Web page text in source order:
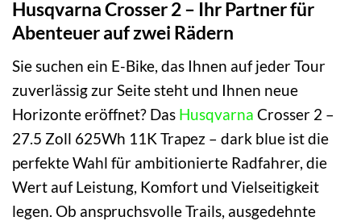
Husqvarna Crosser 2 – Ihr Partner für
Abenteuer auf zwei Rädern
Sie suchen ein E-Bike, das Ihnen auf jeder Tour
zuverlässig zur Seite steht und Ihnen neue
Horizonte eröffnet? Das Husqvarna Crosser 2 –
27.5 Zoll 625Wh 11K Trapez – dark blue ist die
perfekte Wahl für ambitionierte Radfahrer, die
Wert auf Leistung, Komfort und Vielseitigkeit
legen. Ob anspruchsvolle Trails, ausgedehnte